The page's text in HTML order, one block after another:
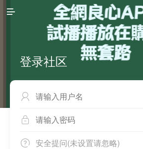

登录社区


 安全提问(未设置请忽略)